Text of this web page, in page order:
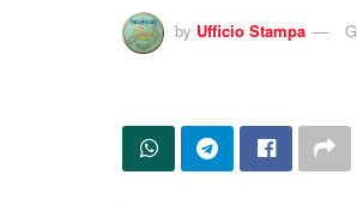
by Ufficio Stampa